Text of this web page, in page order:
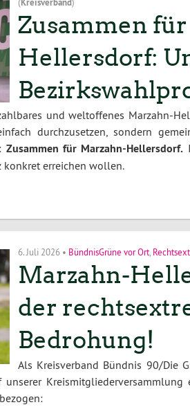
Zusammen
Hellersdorf:
und weltoffenes Marzahn-
durchzusetzen, sondern
Zusammen für Marzahn-Hellersdorf.
konkret erreichen wollen.
6. Juli 2026• BündnisGrüne vor Ort,
Marzahn-
der
Bedrohung!
Als Kreisverband Bündnis 90/Die
Kreismitgliederversammlung